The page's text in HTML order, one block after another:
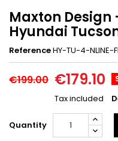
Maxton Design
Hyundai
ReferenceHY-TU-4-NLINE-
€199.00 €179.10
Tax included
Quantity